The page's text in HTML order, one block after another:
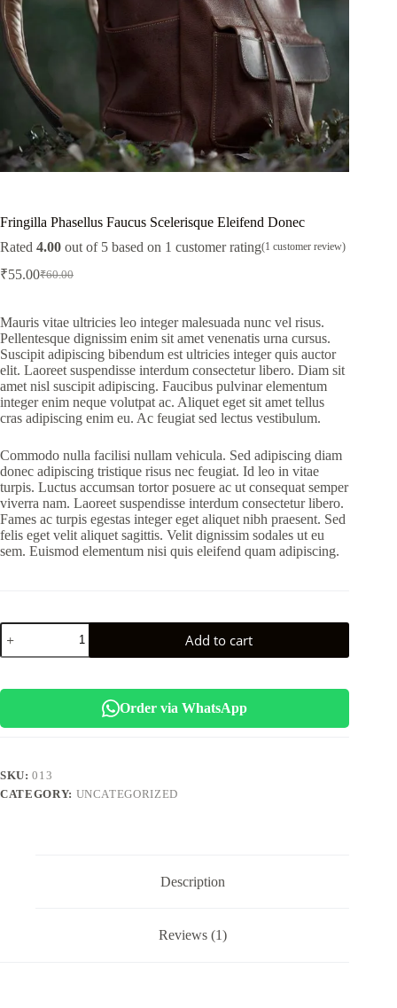
Fringilla Phasellus Faucus Scelerisque Eleifend Donec
Rated 4.00 out of 5 based on 1 customer rating(1 customer review)
₹60.00
Original
₹60.00.
₹55.00Current
₹55.00.
Mauris vitae ultricies leo integer malesuada nunc vel risus.
Pellentesque dignissim enim sit amet venenatis urna cursus.
Suscipit adipiscing bibendum est ultricies integer quis auctor
elit. Laoreet suspendisse interdum consectetur libero. Diam sit
amet nisl suscipit adipiscing. Faucibus pulvinar elementum
integer enim neque volutpat ac. Aliquet eget sit amet tellus
cras adipiscing enim eu. Ac feugiat sed lectus vestibulum.
Commodo nulla facilisi nullam vehicula. Sed adipiscing diam
donec adipiscing tristique risus nec feugiat. Id leo in vitae
turpis. Luctus accumsan tortor posuere ac ut consequat semper
viverra nam. Laoreet suspendisse interdum consectetur libero.
Fames ac turpis egestas integer eget aliquet nibh praesent. Sed
felis eget velit aliquet sagittis. Velit dignissim sodales ut eu
sem. Euismod elementum nisi quis eleifend quam adipiscing.
Fringilla
Phasellus
Faucus
Eleifend
Add to cart
Order via WhatsApp
SKU:013
CATEGORY: UNCATEGORIZED
Description
Reviews (1)